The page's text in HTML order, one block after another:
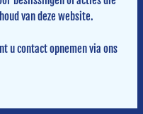
van deze website.
u contact opnemen via ons